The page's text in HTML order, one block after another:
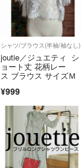
シャツ/ブラウス(半袖/袖なし)
joutie／ジュエティ シ
ョート丈 花柄レー
ス ブラウス サイズＭ
¥999